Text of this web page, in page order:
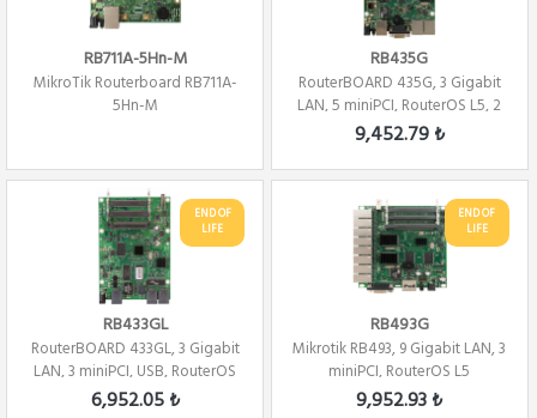
RB711A-5Hn-M
MikroTik Routerboard RB711A-
5Hn-M
RB435G
RouterBOARD 435G, 3 Gigabit
LAN, 5 miniPCI, RouterOS L5, 2
USB ports
9,452.79 ₺
END OF
LIFE
RB433GL
RouterBOARD 433GL, 3 Gigabit
LAN, 3 miniPCI, USB, RouterOS
L5
6,952.05 ₺
END OF
LIFE
RB493G
Mikrotik RB493, 9 Gigabit LAN, 3
miniPCI, RouterOS L5
9,952.93 ₺